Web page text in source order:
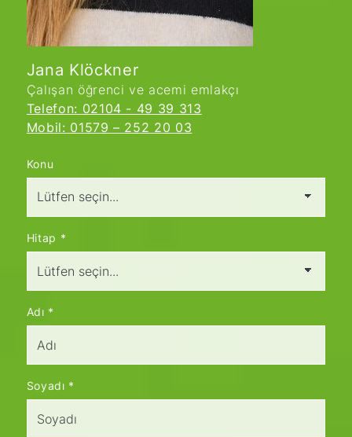
Jana Klöckner
Çalışan öğrenci ve acemi emlakçı
Telefon: 02104 - 49 39 313
Mobil: 01579 – 252 20 03
Konu
Hitap *
Adı *
Soyadı *